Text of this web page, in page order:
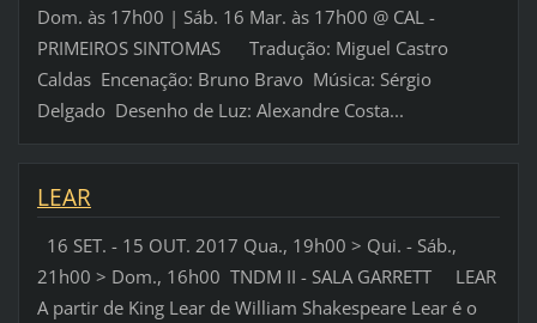
Dom. às 17h00 | Sáb. 16 Mar. às 17h00 @ CAL -
PRIMEIROS SINTOMAS Tradução: Miguel Castro
Caldas Encenação: Bruno Bravo Música: Sérgio
Delgado Desenho de Luz: Alexandre Costa...
LEAR
16 SET. - 15 OUT. 2017 Qua., 19h00 > Qui. - Sáb.,
21h00 > Dom., 16h00 TNDM II - SALA GARRETT LEAR
A partir de King Lear de William Shakespeare Lear é o